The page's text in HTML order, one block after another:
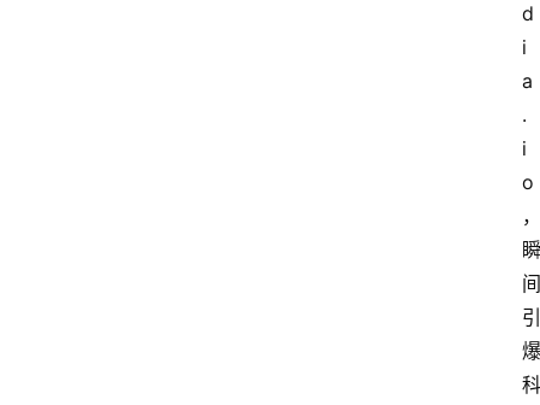
d
i
a
.
i
o
，
瞬
间
引
爆
科